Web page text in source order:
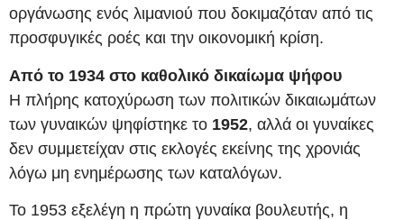
οργάνωσης ενός λιμανιού που δοκιμαζόταν από τις
προσφυγικές ροές και την οικονομική κρίση.
Από το 1934 στο καθολικό δικαίωμα ψήφου
Η πλήρης κατοχύρωση των πολιτικών δικαιωμάτων
των γυναικών ψηφίστηκε το 1952, αλλά οι γυναίκες
δεν συμμετείχαν στις εκλογές εκείνης της χρονιάς
λόγω μη ενημέρωσης των καταλόγων.
Το 1953 εξελέγη η πρώτη γυναίκα βουλευτής, η